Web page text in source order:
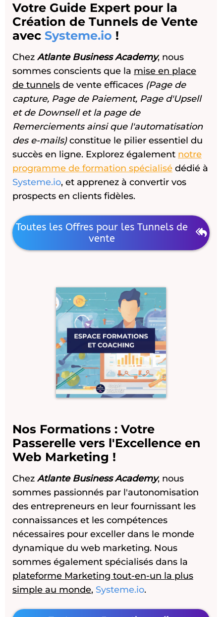
Votre Guide Expert pour la
Création de Tunnels de Vente
avec Systeme.io !
Chez Atlante Business Academy, nous
sommes conscients que la mise en place
de tunnels de vente efficaces (Page de
capture, Page de Paiement, Page d'Upsell
et de Downsell et la page de
Remerciements ainsi que l'automatisation
des e-mails)constitue le pilier essentiel du
succès en ligne. Explorez également notre
programme de formation spécialisé dédié à
Systeme.io, et apprenez à convertir vos
prospects en clients fidèles.
Toutes les Offres pour les Tunnels de
vente
Nos Formations : Votre
Passerelle vers l'Excellence en
Web Marketing !
Chez Atlante Business Academy, nous
sommes passionnés par l'autonomisation
des entrepreneurs en leur fournissant les
connaissances et les compétences
nécessaires pour exceller dans le monde
dynamique du web marketing. Nous
sommes également spécialisés dans la
plateforme Marketing tout-en-un la plus
simple au monde, Systeme.io.